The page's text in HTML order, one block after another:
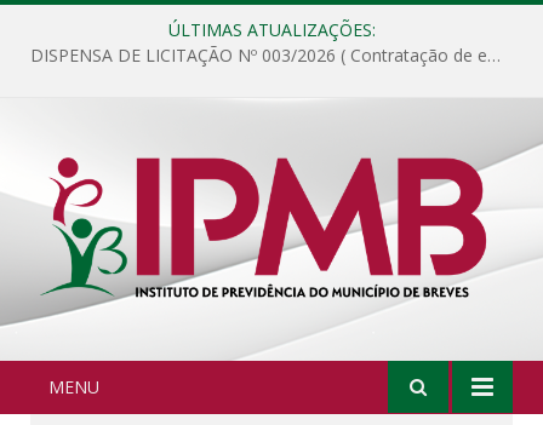
ÚLTIMAS ATUALIZAÇÕES:
DISPENSA DE LICITAÇÃO Nº 003/2026 ( Contratação de empresa para fornecimento de gêneros alimentícios não perecíveis, materiais de expediente, descartáveis, copa e cozinha, para análise e posterior publicação.)
MENU